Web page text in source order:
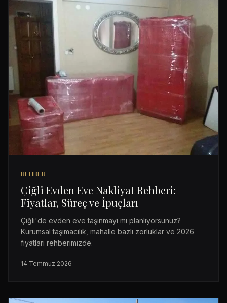
REHBER
Çiğli Evden Eve Nakliyat Rehberi:
Fiyatlar, Süreç ve İpuçları
Çiğli'de evden eve taşınmayı mı planlıyorsunuz?
Kurumsal taşımacılık, mahalle bazlı zorluklar ve 2026
fiyatları rehberimizde.
14 Temmuz 2026